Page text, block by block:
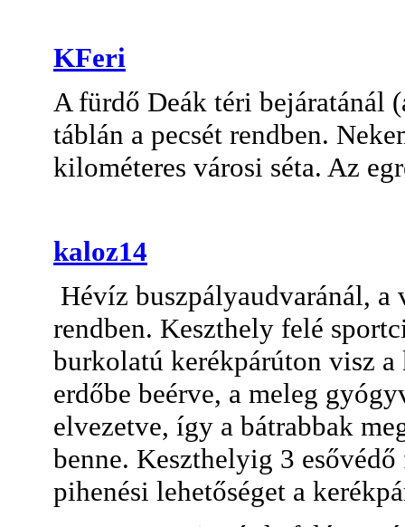
KFeri
A fürdő Deák téri bejáratánál
táblán a pecsét rendben.
kilométeres városi séta. Az
kaloz14
Hévíz buszpályaudvaránál, a
rendben. Keszthely felé
burkolatú kerékpárúton visz
erdőbe beérve, a meleg
elvezetve, így a bátrabbak
benne. Keszthelyig 3
pihenési lehetőséget a